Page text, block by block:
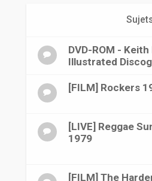
DVD-ROM -
Illustrated
[FILM] Rockers
[LIVE] Reggae
1979
[FILM] The